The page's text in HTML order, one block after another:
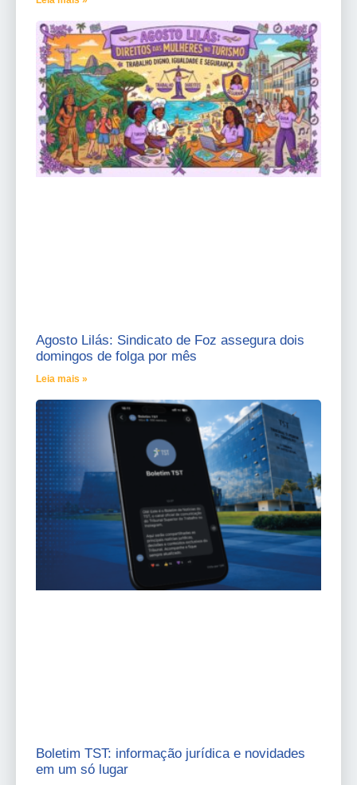
Agosto Lilás: Sindicato de Foz assegura dois
domingos de folga por mês
Leia mais »
Boletim TST: informação jurídica e novidades
em um só lugar